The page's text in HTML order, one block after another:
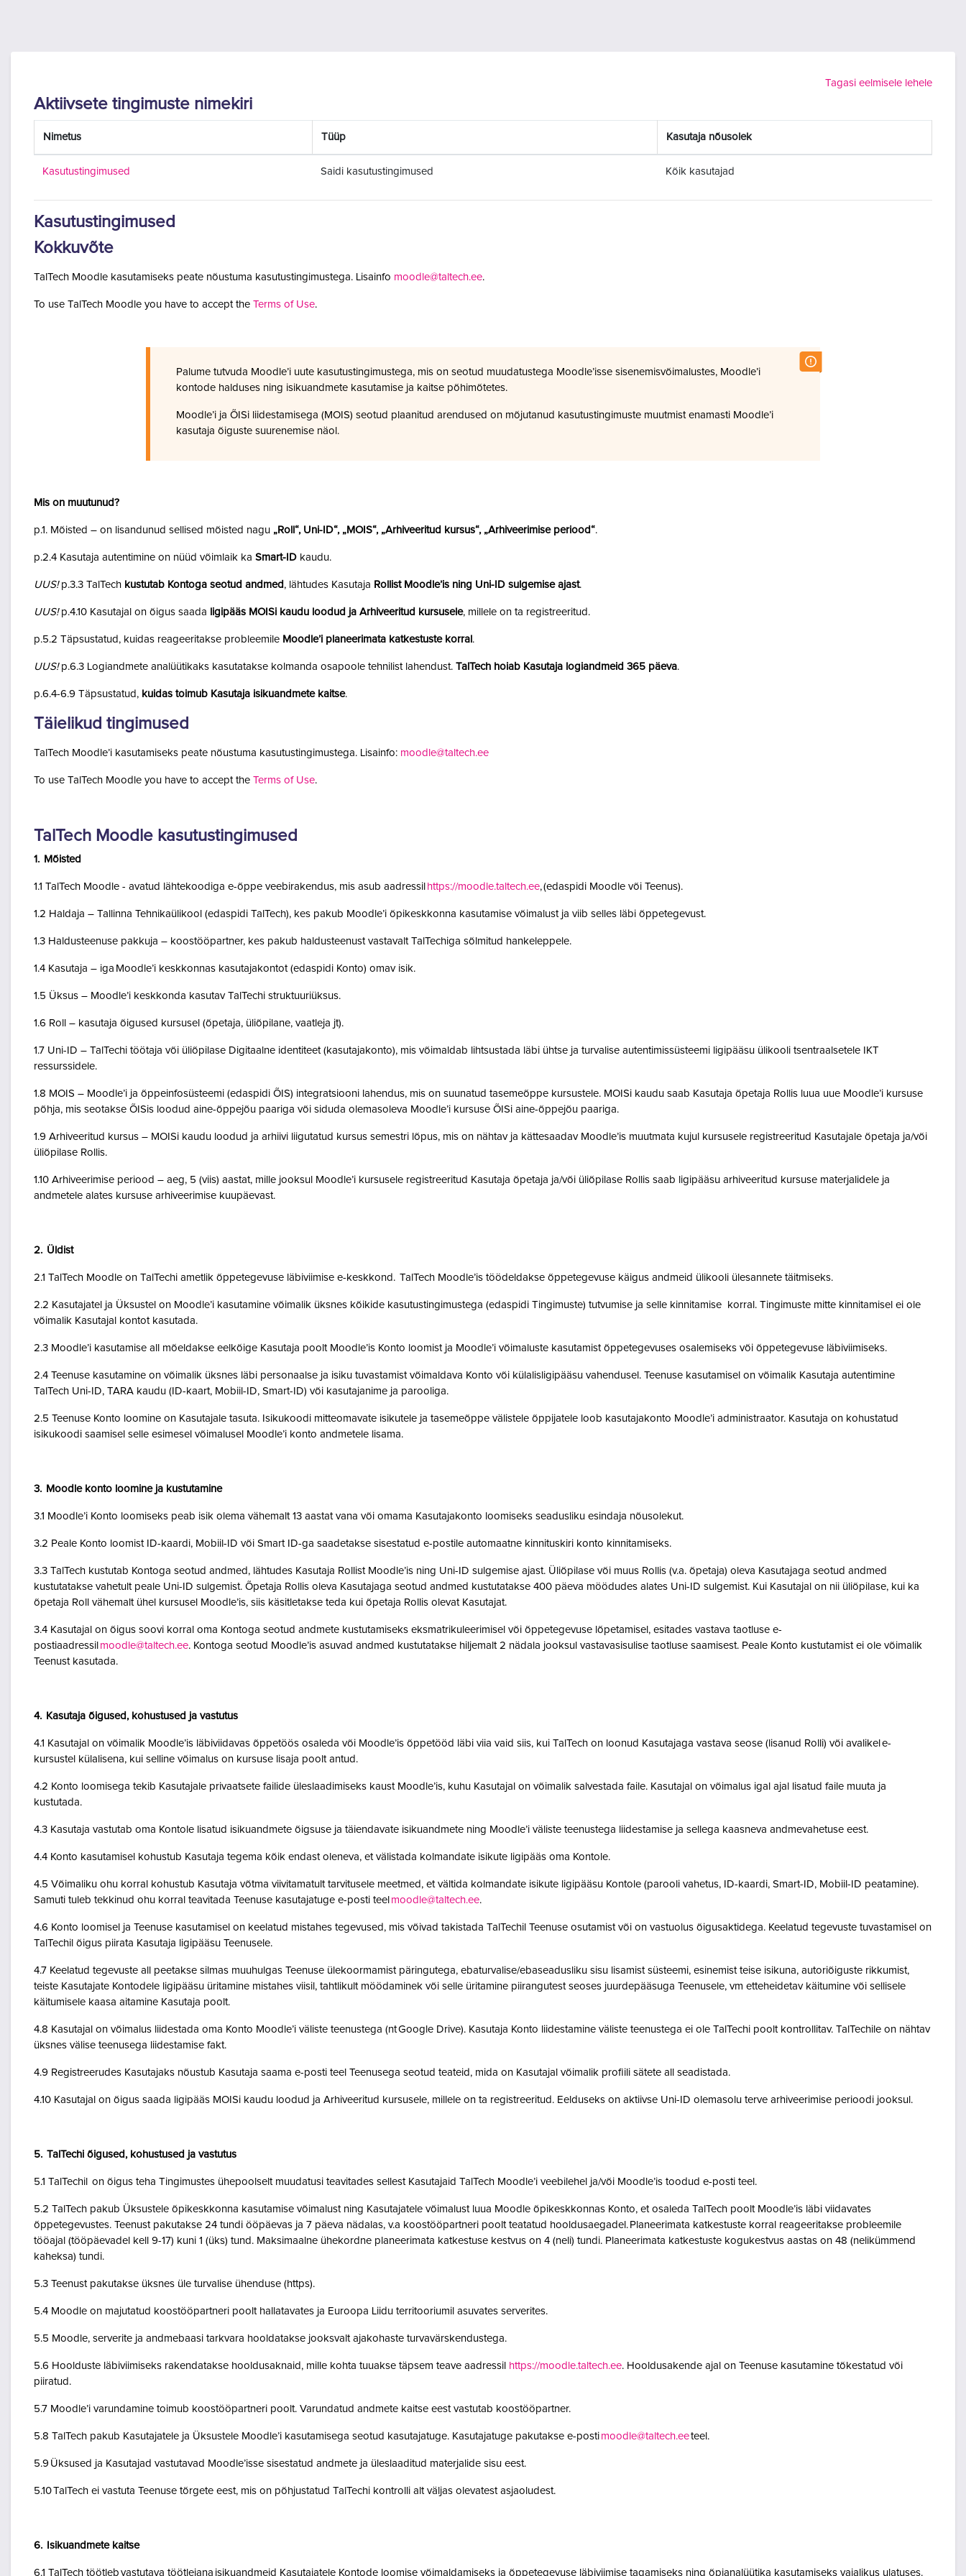
Tagasi eelmisele lehele
Aktiivsete tingimuste nimekiri
Nimetus Tüüp Kasutaja nõusolek
Kasutustingimused Saidi kasutustingimused Kõik kasutajad
Kasutustingimused
Kokkuvõte
TalTech Moodle kasutamiseks peate nõustuma kasutustingimustega. Lisainfo moodle@taltech.ee.
To use TalTech Moodle you have to accept the Terms of Use.
Palume tutvuda Moodle’i uute kasutustingimustega, mis on seotud muudatustega Moodle’isse sisenemisvõimalustes, Moodle’i
kontode halduses ning isikuandmete kasutamise ja kaitse põhimõtetes.
Moodle’i ja ÕISi liidestamisega (MOIS) seotud plaanitud arendused on mõjutanud kasutustingimuste muutmist enamasti Moodle’i
kasutaja õiguste suurenemise näol.
Mis on muutunud?
p.1. Mõisted – on lisandunud sellised mõisted nagu „Roll“, Uni-ID“, „MOIS“, „Arhiveeritud kursus“, „Arhiveerimise periood“.
p.2.4 Kasutaja autentimine on nüüd võimlaik ka Smart-ID kaudu.
UUS!p.3.3 TalTech kustutab Kontoga seotud andmed , lähtudes Kasutaja Rollist Moodle’is ning Uni-ID sulgemise ajast.
UUS!p.4.10 Kasutajal on õigus saada ligipääs MOISi kaudu loodud ja Arhiveeritud kursusele, millele on ta registreeritud.
p.5.2 Täpsustatud, kuidas reageeritakse probleemile Moodle’i planeerimata katkestuste korral .
UUS!p.6.3 Logiandmete analüütikaks kasutatakse kolmanda osapoole tehnilist lahendust. TalTech hoiab Kasutaja logiandmeid 365 päeva.
p.6.4-6.9 Täpsustatud, kuidas toimub Kasutaja isikuandmete kaitse.
Täielikud tingimused
TalTech Moodle’i kasutamiseks peate nõustuma kasutustingimustega. Lisainfo: moodle@taltech.ee
To use TalTech Moodle you have to accept the Terms of Use.
TalTech Moodle kasutustingimused
1. Mõisted
1.1 TalTech Moodle - avatud lähtekoodiga e-õppe veebirakendus, mis asub aadressil https://moodle.taltech.ee, (edaspidi Moodle või Teenus).
1.2 Haldaja – Tallinna Tehnikaülikool (edaspidi TalTech), kes pakub Moodle’i õpikeskkonna kasutamise võimalust ja viib selles läbi õppetegevust.
1.3 Haldusteenuse pakkuja – koostööpartner, kes pakub haldusteenust vastavalt TalTechiga sõlmitud hankeleppele.
1.4 Kasutaja – iga Moodle’i keskkonnas kasutajakontot (edaspidi Konto) omav isik.
1.5 Üksus – Moodle’i keskkonda kasutav TalTechi struktuuriüksus.
1.6 Roll – kasutaja õigused kursusel (õpetaja, üliõpilane, vaatleja jt).
1.7 Uni-ID – TalTechi töötaja või üliõpilase Digitaalne identiteet (kasutajakonto), mis võimaldab lihtsustada läbi ühtse ja turvalise autentimissüsteemi ligipääsu ülikooli tsentraalsetele IKT
ressurssidele.
1.8 MOIS – Moodle’i ja õppeinfosüsteemi (edaspidi ÕIS) integratsiooni lahendus, mis on suunatud tasemeõppe kursustele. MOISi kaudu saab Kasutaja õpetaja Rollis luua uue Moodle’i kursuse
põhja, mis seotakse ÕISis loodud aine-õppejõu paariga või siduda olemasoleva Moodle’i kursuse ÕISi aine-õppejõu paariga.
1.9 Arhiveeritud kursus – MOISi kaudu loodud ja arhiivi liigutatud kursus semestri lõpus, mis on nähtav ja kättesaadav Moodle’is muutmata kujul kursusele registreeritud Kasutajale õpetaja ja/või
üliõpilase Rollis.
1.10 Arhiveerimise periood – aeg, 5 (viis) aastat, mille jooksul Moodle’i kursusele registreeritud Kasutaja õpetaja ja/või üliõpilase Rollis saab ligipääsu arhiveeritud kursuse materjalidele ja
andmetele alates kursuse arhiveerimise kuupäevast.
2. Üldist
2.1 TalTech Moodle on TalTechi ametlik õppetegevuse läbiviimise e-keskkond. TalTech Moodle’is töödeldakse õppetegevuse käigus andmeid ülikooli ülesannete täitmiseks.
2.2 Kasutajatel ja Üksustel on Moodle’i kasutamine võimalik üksnes kõikide kasutustingimustega (edaspidi Tingimuste) tutvumise ja selle kinnitamise korral. Tingimuste mitte kinnitamisel ei ole
võimalik Kasutajal kontot kasutada.
2.3 Moodle’i kasutamise all mõeldakse eelkõige Kasutaja poolt Moodle’is Konto loomist ja Moodle’i võimaluste kasutamist õppetegevuses osalemiseks või õppetegevuse läbiviimiseks.
2.4 Teenuse kasutamine on võimalik üksnes läbi personaalse ja isiku tuvastamist võimaldava Konto või külalisligipääsu vahendusel. Teenuse kasutamisel on võimalik Kasutaja autentimine
TalTech Uni-ID, TARA kaudu (ID-kaart, Mobiil-ID, Smart-ID) või kasutajanime ja parooliga.
2.5 Teenuse Konto loomine on Kasutajale tasuta. Isikukoodi mitteomavate isikutele ja tasemeõppe välistele õppijatele loob kasutajakonto Moodle’i administraator. Kasutaja on kohustatud
isikukoodi saamisel selle esimesel võimalusel Moodle’i konto andmetele lisama.
3. Moodle konto loomine ja kustutamine
3.1 Moodle’i Konto loomiseks peab isik olema vähemalt 13 aastat vana või omama Kasutajakonto loomiseks seadusliku esindaja nõusolekut.
3.2 Peale Konto loomist ID-kaardi, Mobiil-ID või Smart ID-ga saadetakse sisestatud e-postile automaatne kinnituskiri konto kinnitamiseks.
3.3 TalTech kustutab Kontoga seotud andmed, lähtudes Kasutaja Rollist Moodle’is ning Uni-ID sulgemise ajast. Üliõpilase või muus Rollis (v.a. õpetaja) oleva Kasutajaga seotud andmed
kustutatakse vahetult peale Uni-ID sulgemist. Õpetaja Rollis oleva Kasutajaga seotud andmed kustutatakse 400 päeva möödudes alates Uni-ID sulgemist. Kui Kasutajal on nii üliõpilase, kui ka
õpetaja Roll vähemalt ühel kursusel Moodle’is, siis käsitletakse teda kui õpetaja Rollis olevat Kasutajat.
3.4 Kasutajal on õigus soovi korral oma Kontoga seotud andmete kustutamiseks eksmatrikuleerimisel või õppetegevuse lõpetamisel, esitades vastava taotluse e-
postiaadressil moodle@taltech.ee. Kontoga seotud Moodle’is asuvad andmed kustutatakse hiljemalt 2 nädala jooksul vastavasisulise taotluse saamisest. Peale Konto kustutamist ei ole võimalik
Teenust kasutada.
4. Kasutaja õigused, kohustused ja vastutus
4.1 Kasutajal on võimalik Moodle’is läbiviidavas õppetöös osaleda või Moodle’is õppetööd läbi viia vaid siis, kui TalTech on loonud Kasutajaga vastava seose (lisanud Rolli) või avalikel e-
kursustel külalisena, kui selline võimalus on kursuse lisaja poolt antud.
4.2 Konto loomisega tekib Kasutajale privaatsete failide üleslaadimiseks kaust Moodle’is, kuhu Kasutajal on võimalik salvestada faile. Kasutajal on võimalus igal ajal lisatud faile muuta ja
kustutada.
4.3 Kasutaja vastutab oma Kontole lisatud isikuandmete õigsuse ja täiendavate isikuandmete ning Moodle’i väliste teenustega liidestamise ja sellega kaasneva andmevahetuse eest.
4.4 Konto kasutamisel kohustub Kasutaja tegema kõik endast oleneva, et välistada kolmandate isikute ligipääs oma Kontole.
4.5 Võimaliku ohu korral kohustub Kasutaja võtma viivitamatult tarvitusele meetmed, et vältida kolmandate isikute ligipääsu Kontole (parooli vahetus, ID-kaardi, Smart-ID, Mobiil-ID peatamine).
Samuti tuleb tekkinud ohu korral teavitada Teenuse kasutajatuge e-posti teel moodle@taltech.ee.
4.6 Konto loomisel ja Teenuse kasutamisel on keelatud mistahes tegevused, mis võivad takistada TalTechil Teenuse osutamist või on vastuolus õigusaktidega. Keelatud tegevuste tuvastamisel on
TalTechil õigus piirata Kasutaja ligipääsu Teenusele.
4.7 Keelatud tegevuste all peetakse silmas muuhulgas Teenuse ülekoormamist päringutega, ebaturvalise/ebaseadusliku sisu lisamist süsteemi, esinemist teise isikuna, autoriõiguste rikkumist,
teiste Kasutajate Kontodele ligipääsu üritamine mistahes viisil, tahtlikult möödaminek või selle üritamine piirangutest seoses juurdepääsuga Teenusele, vm etteheidetav käitumine või sellisele
käitumisele kaasa aitamine Kasutaja poolt.
4.8 Kasutajal on võimalus liidestada oma Konto Moodle’i väliste teenustega (nt Google Drive). Kasutaja Konto liidestamine väliste teenustega ei ole TalTechi poolt kontrollitav. TalTechile on nähtav
üksnes välise teenusega liidestamise fakt.
4.9 Registreerudes Kasutajaks nõustub Kasutaja saama e-posti teel Teenusega seotud teateid, mida on Kasutajal võimalik profiili sätete all seadistada.
4.10 Kasutajal on õigus saada ligipääs MOISi kaudu loodud ja Arhiveeritud kursusele, millele on ta registreeritud. Eelduseks on aktiivse Uni-ID olemasolu terve arhiveerimise perioodi jooksul.
5. TalTechi õigused, kohustused ja vastutus
5.1 TalTechil on õigus teha Tingimustes ühepoolselt muudatusi teavitades sellest Kasutajaid TalTech Moodle’i veebilehel ja/või Moodle’is toodud e-posti teel.
5.2 TalTech pakub Üksustele õpikeskkonna kasutamise võimalust ning Kasutajatele võimalust luua Moodle õpikeskkonnas Konto, et osaleda TalTech poolt Moodle’is läbi viidavates
õppetegevustes. Teenust pakutakse 24 tundi ööpäevas ja 7 päeva nädalas, v.a koostööpartneri poolt teatatud hooldusaegadel. Planeerimata katkestuste korral reageeritakse probleemile
tööajal (tööpäevadel kell 9-17) kuni 1 (üks) tund. Maksimaalne ühekordne planeerimata katkestuse kestvus on 4 (neli) tundi. Planeerimata katkestuste kogukestvus aastas on 48 (nelikümmend
kaheksa) tundi.
5.3 Teenust pakutakse üksnes üle turvalise ühenduse (https).
5.4 Moodle on majutatud koostööpartneri poolt hallatavates ja Euroopa Liidu territooriumil asuvates serverites.
5.5 Moodle, serverite ja andmebaasi tarkvara hooldatakse jooksvalt ajakohaste turvavärskendustega.
5.6 Hoolduste läbiviimiseks rakendatakse hooldusaknaid, mille kohta tuuakse täpsem teave aadressil https://moodle.taltech.ee. Hooldusakende ajal on Teenuse kasutamine tõkestatud või
piiratud.
5.7 Moodle’i varundamine toimub koostööpartneri poolt. Varundatud andmete kaitse eest vastutab koostööpartner.
5.8 TalTech pakub Kasutajatele ja Üksustele Moodle’i kasutamisega seotud kasutajatuge. Kasutajatuge pakutakse e-posti moodle@taltech.eeteel.
5.9 Üksused ja Kasutajad vastutavad Moodle’isse sisestatud andmete ja üleslaaditud materjalide sisu eest.
5.10 TalTech ei vastuta Teenuse tõrgete eest, mis on põhjustatud TalTechi kontrolli alt väljas olevatest asjaoludest.
6. Isikuandmete kaitse
6.1 TalTech töötleb vastutava töötlejana isikuandmeid Kasutajatele Kontode loomise võimaldamiseks ja õppetegevuse läbiviimise tagamiseks ning õpianalüütika kasutamiseks vajalikus ulatuses.